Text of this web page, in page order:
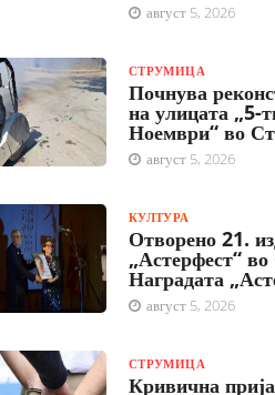
август 5, 2026
СТРУМИЦА
Почнува
на улицата „5-
Ноември“ во
август 5, 2026
КУЛТУРА
Отворено 21.
„Астерфест“
Наградата
август 5, 2026
СТРУМИЦА
Кривична